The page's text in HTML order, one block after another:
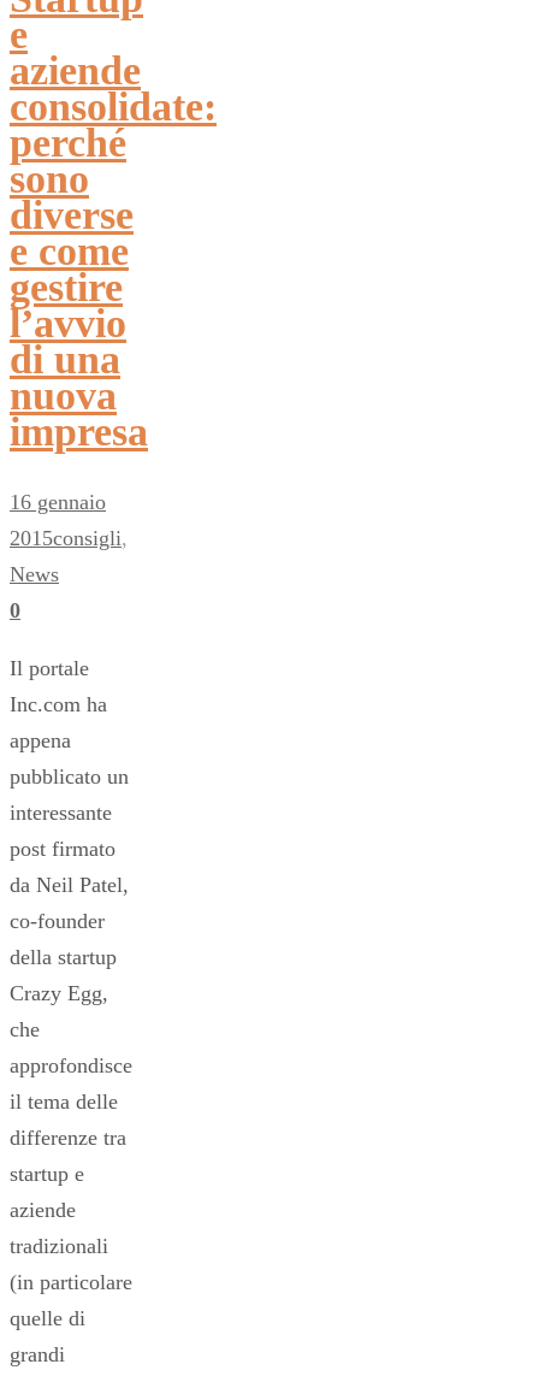
e
aziende
consolidate:
perché
sono
diverse
e come
gestire
l’avvio
di una
nuova
impresa
16 gennaio
2015consigli,
News
0
Il portale
Inc.com ha
appena
pubblicato un
interessante
post firmato
da Neil Patel,
co-founder
della startup
Crazy Egg,
che
approfondisce
il tema delle
differenze tra
startup e
aziende
tradizionali
(in particolare
quelle di
grandi